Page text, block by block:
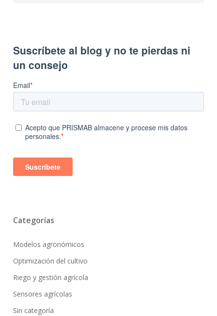
Categorías
Modelos agronómicos
Optimización del cultivo
Riego y gestión agrícola
Sensores agrícolas
Sin categoría